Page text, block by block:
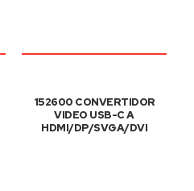
152600 CONVERTIDOR
VIDEO USB-C A
HDMI/DP/SVGA/DVI